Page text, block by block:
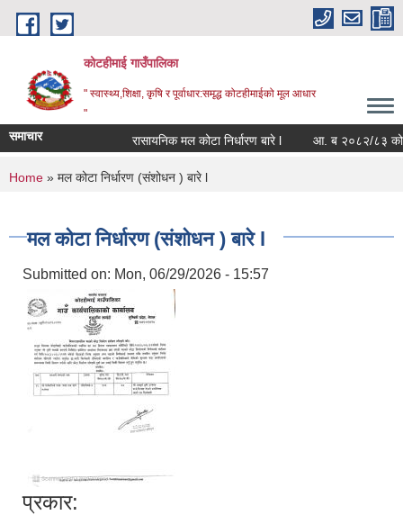
Skip to main content
कोटहीमाई गाउँपालिका
" स्वास्थ्य,शिक्षा, कृषि र पूर्वाधार:समृद्ध कोटहीमाईको मूल आधार
"
समाचार रासायनिक मल कोटा निर्धारण बारे l आ. ब २०८२/८३ को
You are here
Home » मल कोटा निर्धारण (संशोधन ) बारे l
मल कोटा निर्धारण (संशोधन ) बारे l
Submitted on: Mon, 06/29/2026 - 15:57
प्रकार: